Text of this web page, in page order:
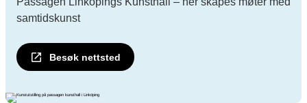
samtidskunst
Besøk nettsted